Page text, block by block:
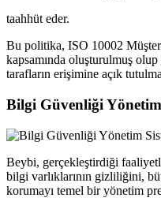
taahhüt eder.
Bu politika, ISO 10002
kapsamında oluşturulmuş
tarafların erişimine açık
Bilgi Güvenliği
Beybi, gerçekleştirdiği
bilgi varlıklarının gizliliğini,
korumayı temel bir yönetim